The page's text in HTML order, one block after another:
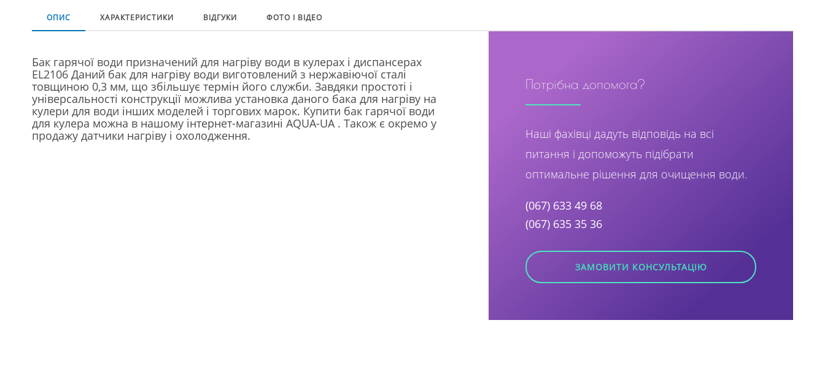
ОПИС ХАРАКТЕРИСТИКИ ВІДГУКИ ФОТО І ВІДЕО
Потрібна допомога?
Наші фахівці дадуть відповідь на всі
питання і допоможуть підібрати
оптимальне рішення для очищення води.
(067) 633 49 68
(067) 635 35 36
ЗАМОВИТИ КОНСУЛЬТАЦІЮ
Бак гарячої води призначений для нагріву води в кулерах і диспансерах
EL2106 Даний бак для нагріву води виготовлений з нержавіючої сталі
товщиною 0,3 мм, що збільшує термін його служби. Завдяки простоті і
універсальності конструкції можлива установка даного бака для нагріву на
кулери для води інших моделей і торгових марок. Купити бак гарячої води
для кулера можна в нашому інтернет-магазині AQUA-UA . Також є окремо у
продажу датчики нагріву і охолодження.